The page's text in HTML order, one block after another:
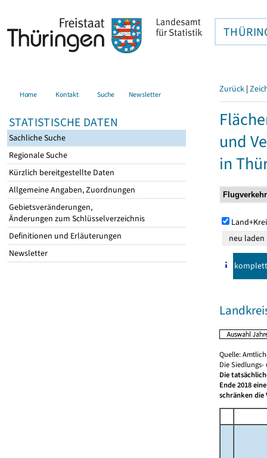
Home Kontakt Suche Newsletter
STATISTISCHE DATEN
Sachliche Suche
Regionale Suche
Kürzlich bereitgestellte Daten
Allgemeine Angaben, Zuordnungen
Gebietsveränderungen,
Änderungen zum Schlüsselverzeichnis
Definitionen und Erläuterungen
Newsletter
Zurück |
und
in
komplett
Quelle:
Die
Die
Ende 2018
schränken